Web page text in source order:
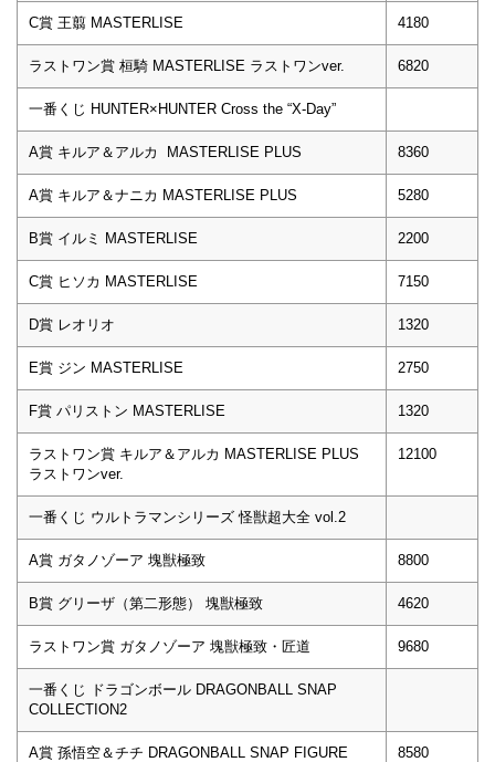
C賞 王翦 MASTERLISE 4180
ラストワン賞 桓騎 MASTERLISE ラストワンver. 6820
一番くじ HUNTER×HUNTER Cross the “X-Day”
A賞 キルア＆アルカ MASTERLISE PLUS 8360
A賞 キルア＆ナニカ MASTERLISE PLUS 5280
B賞 イルミ MASTERLISE 2200
C賞 ヒソカ MASTERLISE 7150
D賞 レオリオ 1320
E賞 ジン MASTERLISE 2750
F賞 パリストン MASTERLISE 1320
ラストワン賞 キルア＆アルカ MASTERLISE PLUS
ラストワンver.
12100
一番くじ ウルトラマンシリーズ 怪獣超大全 vol.2
A賞 ガタノゾーア 塊獣極致 8800
B賞 グリーザ（第二形態） 塊獣極致 4620
ラストワン賞 ガタノゾーア 塊獣極致・匠道 9680
一番くじ ドラゴンボール DRAGONBALL SNAP
COLLECTION2
A賞 孫悟空＆チチ DRAGONBALL SNAP FIGURE 8580